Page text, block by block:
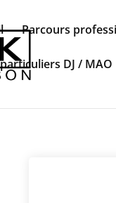
Parcours
DJ / MAO